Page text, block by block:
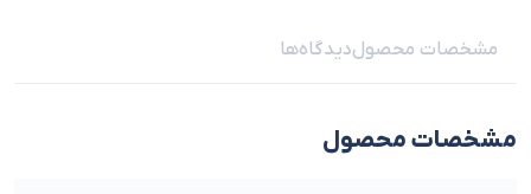
مشخصات محصولدیدگاه‌ها
مشخصات محصول